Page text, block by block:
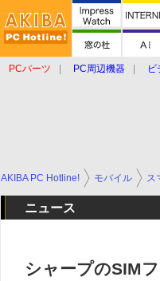
PCパーツ PC周辺機器 ビ
AKIBA PC Hotline! モバイル ス
ニュース
シャープのSIM